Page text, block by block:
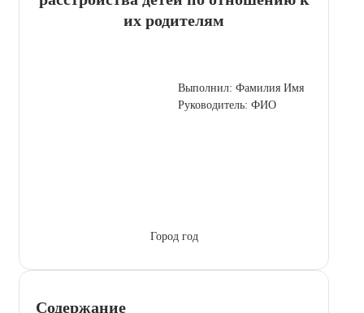
их родителям
Выполнил: Фамилия Имя
Руководитель: ФИО
Город год
Содержание